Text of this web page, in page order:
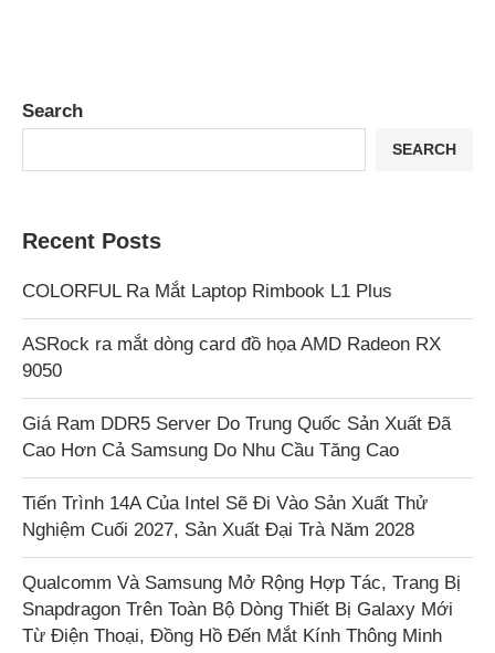
Search
SEARCH
Recent Posts
COLORFUL Ra Mắt Laptop Rimbook L1 Plus
ASRock ra mắt dòng card đồ họa AMD Radeon RX
9050
Giá Ram DDR5 Server Do Trung Quốc Sản Xuất Đã
Cao Hơn Cả Samsung Do Nhu Cầu Tăng Cao
Tiến Trình 14A Của Intel Sẽ Đi Vào Sản Xuất Thử
Nghiệm Cuối 2027, Sản Xuất Đại Trà Năm 2028
Qualcomm Và Samsung Mở Rộng Hợp Tác, Trang Bị
Snapdragon Trên Toàn Bộ Dòng Thiết Bị Galaxy Mới
Từ Điện Thoại, Đồng Hồ Đến Mắt Kính Thông Minh